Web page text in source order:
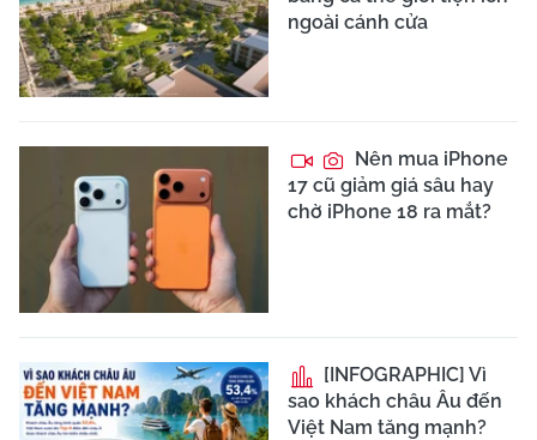
ngoài cánh cửa
Nên mua iPhone
17 cũ giảm giá sâu hay
chờ iPhone 18 ra mắt?
[INFOGRAPHIC] Vì
sao khách châu Âu đến
Việt Nam tăng mạnh?